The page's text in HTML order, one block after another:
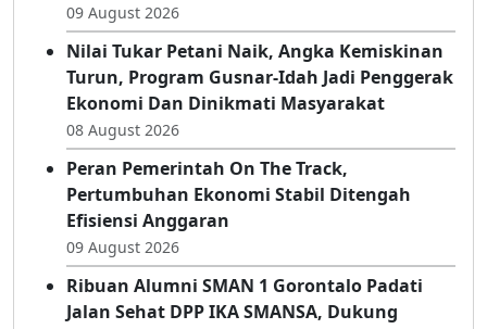
09 August 2026
Nilai Tukar Petani Naik, Angka Kemiskinan
Turun, Program Gusnar-Idah Jadi Penggerak
Ekonomi Dan Dinikmati Masyarakat
08 August 2026
Peran Pemerintah On The Track,
Pertumbuhan Ekonomi Stabil Ditengah
Efisiensi Anggaran
09 August 2026
Ribuan Alumni SMAN 1 Gorontalo Padati
Jalan Sehat DPP IKA SMANSA, Dukung